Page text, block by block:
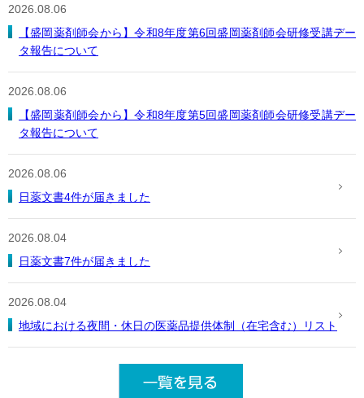
2026.08.06
【盛岡薬剤師会から】令和8年度第6回盛岡薬剤師会研修受講デー
タ報告について
2026.08.06
【盛岡薬剤師会から】令和8年度第5回盛岡薬剤師会研修受講デー
タ報告について
2026.08.06
日薬文書4件が届きました
2026.08.04
日薬文書7件が届きました
2026.08.04
地域における夜間・休日の医薬品提供体制（在宅含む）リスト